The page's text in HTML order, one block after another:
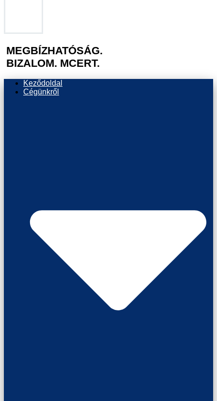
MEGBÍZHATÓSÁG.
BIZALOM. MCERT.
Keződoldal
Cégünkről